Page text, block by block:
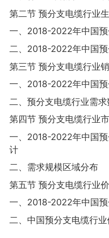
第二节 预分支电缆行业
一、2018-2022年中国
二、2018-2022年中国
第三节 预分支电缆行业
一、2018-2022年中国
二、预分支电缆行业需
第四节 预分支电缆行业
一、2018-2022年中国
计
二、需求规模区域分布
第五节 预分支电缆行业
一、2018-2022年中国
二、中国预分支电缆行